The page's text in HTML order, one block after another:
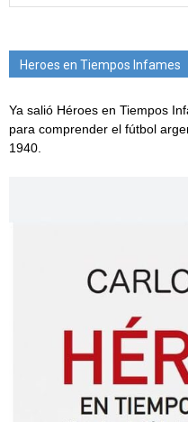
Heroes en Tiempos Infames
Ya salió Héroes en Tiempos
para comprender el fútbol
1940.